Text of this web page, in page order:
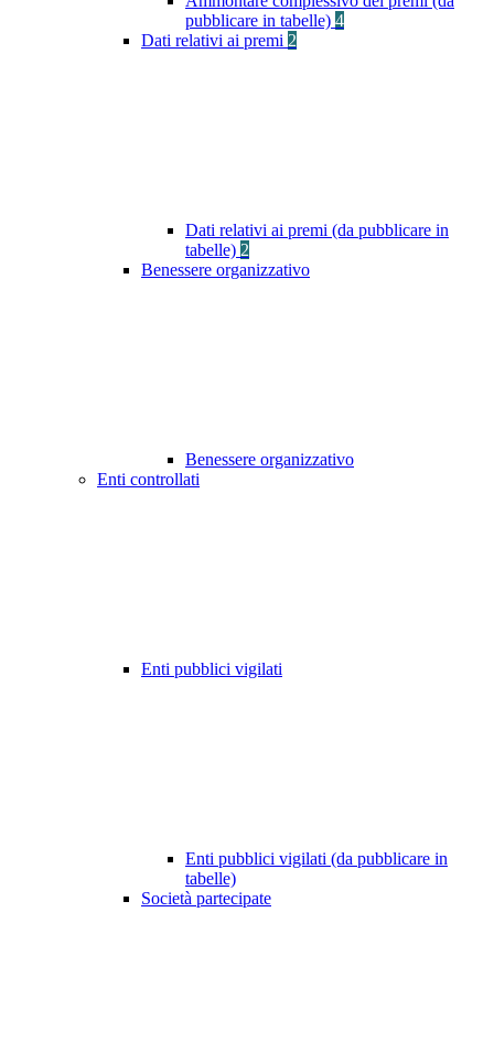
pubblicare in tabelle) 4
Dati relativi ai premi 2
Dati relativi ai premi (da pubblicare in
tabelle) 2
Benessere organizzativo
Benessere organizzativo
Enti controllati
Enti pubblici vigilati
Enti pubblici vigilati (da pubblicare in
tabelle)
Società partecipate